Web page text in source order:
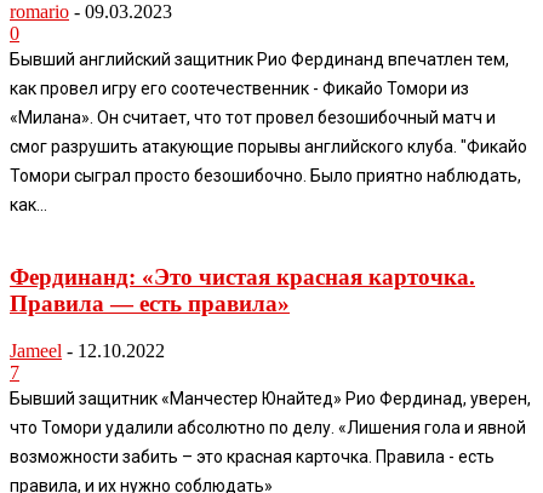
romario - 09.03.2023
0
Бывший английский защитник Рио Фердинанд впечатлен тем,
как провел игру его соотечественник - Фикайо Томори из
«Милана». Он считает, что тот провел безошибочный матч и
смог разрушить атакующие порывы английского клуба. "Фикайо
Томори сыграл просто безошибочно. Было приятно наблюдать,
как...
Фердинанд: «Это чистая красная карточка.
Правила — есть правила»
Jameel - 12.10.2022
7
Бывший защитник «Манчестер Юнайтед» Рио Фердинад, уверен,
что Томори удалили абсолютно по делу. «Лишения гола и явной
возможности забить – это красная карточка. Правила - есть
правила, и их нужно соблюдать»